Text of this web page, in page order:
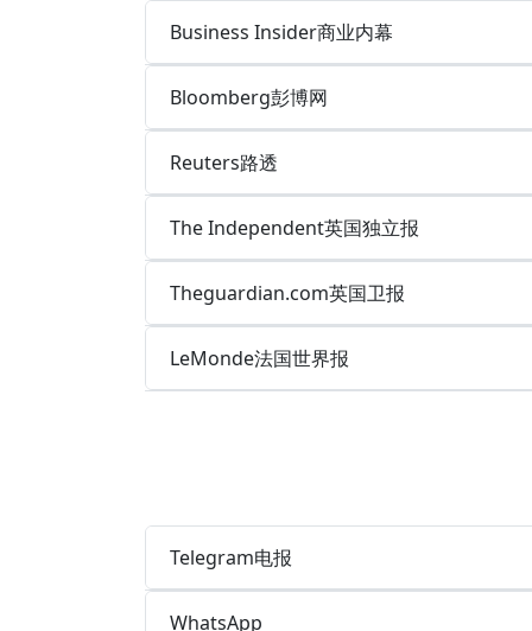
Business Insider商业内幕
Bloomberg彭博网
Reuters路透
The Independent英国独立报
Theguardian.com英国卫报
LeMonde法国世界报
Telegram电报
WhatsApp